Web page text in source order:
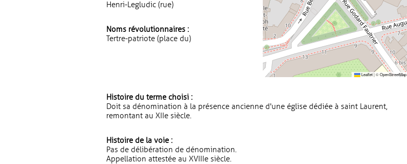
Henri-Legludic (rue)
Noms révolutionnaires :
Tertre-patriote (place du)
Leaflet|©OpenStreetMap
Histoire du terme choisi :
Doit sa dénomination à la présence ancienne d'une église dédiée à saint Laurent,
remontant au XIIe siècle.
Histoire de la voie :
Pas de délibération de dénomination.
Appellation attestée au XVIIIe siècle.